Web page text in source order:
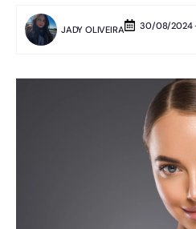
JADY OLIVEIRA 30/08/2024